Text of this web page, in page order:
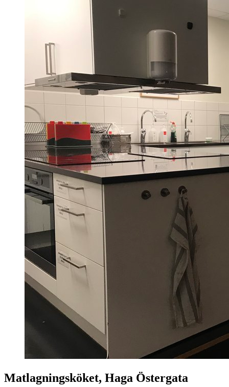
Matlagningsköket, Haga Östergata